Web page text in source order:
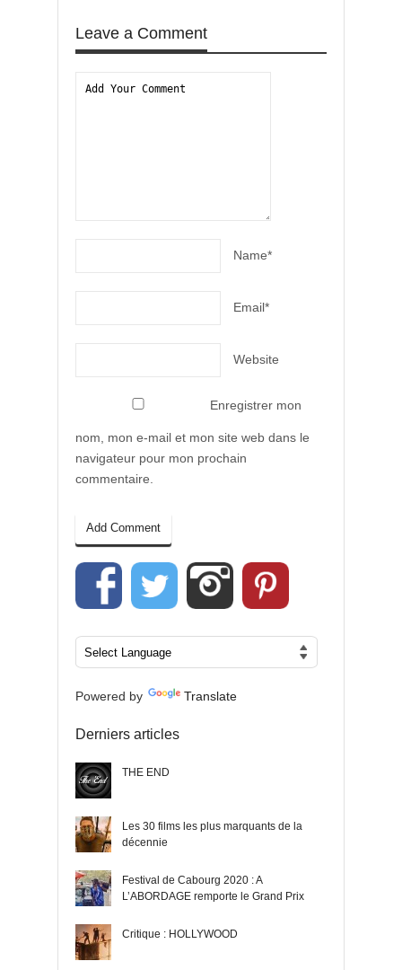
Leave a Comment
Name*
Email*
Website
Enregistrer mon
nom, mon e-mail et mon site web dans le
navigateur pour mon prochain
commentaire.
Powered by Translate
Derniers articles
THE END
Les 30 films les plus marquants de la
décennie
Festival de Cabourg 2020 : A
L’ABORDAGE remporte le Grand Prix
Critique : HOLLYWOOD